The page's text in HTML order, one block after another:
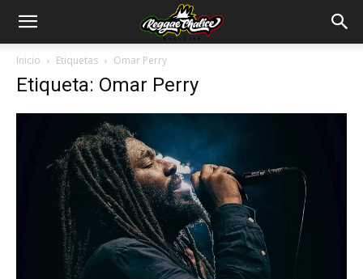
Inicio Etiquetas Omar Perry
Etiqueta: Omar Perry